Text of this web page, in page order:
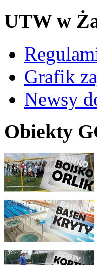
UTW w
Grafik
Newsy
Obiekty